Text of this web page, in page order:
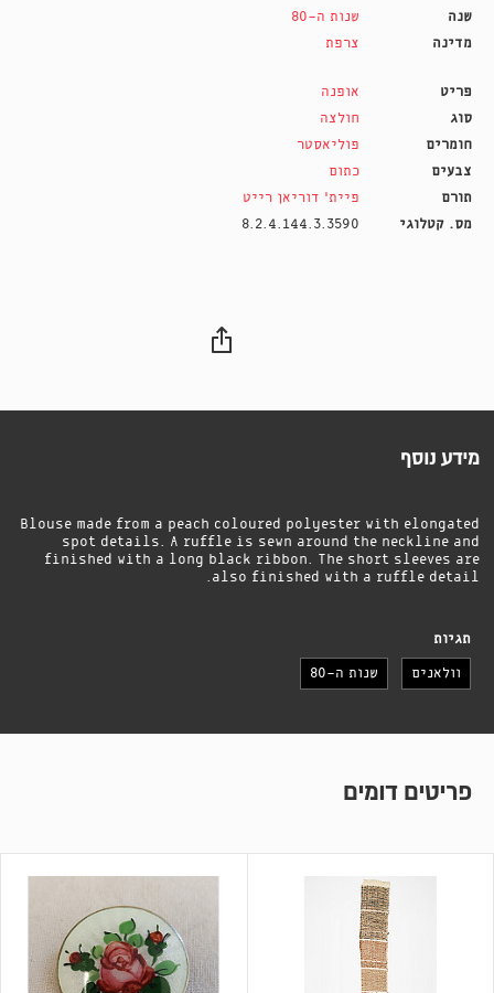
שנה
שנות ה-80
מדינה
צרפת
פריט
אופנה
סוג
חולצה
חומרים
פוליאסטר
צבעים
כתום
תורם
פיית׳ דוריאן רייט
מס. קטלוגי
8.2.4.144.3.3590
מידע נוסף
Blouse made from a peach coloured polyester with elongated
spot details. A ruffle is sewn around the neckline and
finished with a long black ribbon. The short sleeves are
also finished with a ruffle detail.
תגיות
וולאנים שנות ה-80
פריטים דומים